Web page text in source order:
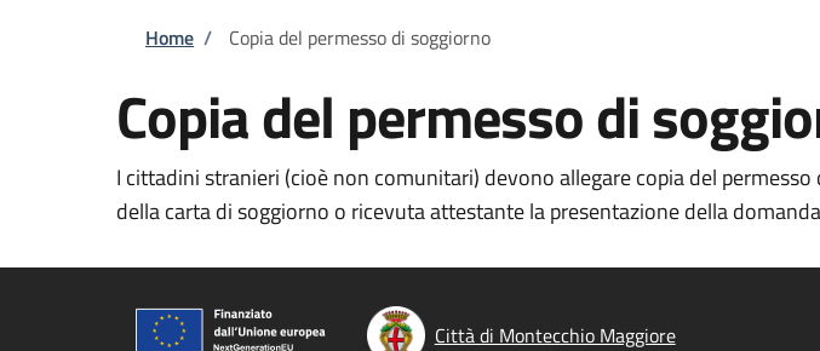
Briciole di pane
Home / Copia del permesso di soggiorno
Copia del permesso di
I cittadini stranieri (cioè non comunitari) devono allegare copia del
della carta di soggiorno o ricevuta attestante la presentazione della
Città di Montecchio Maggiore